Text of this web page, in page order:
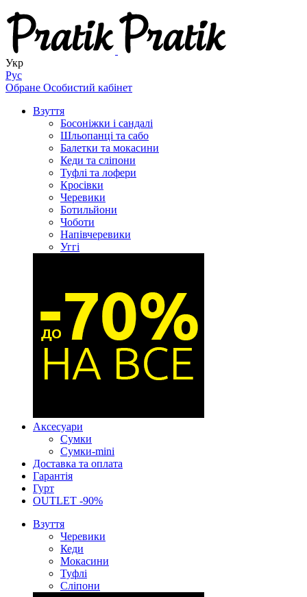
Укр
Рус
Обране Особистий кабінет
Взуття
Босоніжки і сандалі
Шльопанці та сабо
Балетки та мокасини
Кеди та сліпони
Туфлі та лофери
Кросівки
Черевики
Ботильйони
Чоботи
Напівчеревики
Уггі
Аксесуари
Сумки
Сумки-mini
Доставка та оплата
Гарантія
Гурт
OUTLET -90%
Взуття
Черевики
Кеди
Мокасини
Туфлі
Сліпони